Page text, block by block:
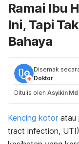
Ramai Ibu
Ini, Tapi
Bahaya
Disemak
Doktor
Ditulis oleh Asyikin Md
Kencing kotor atau
tract infection,